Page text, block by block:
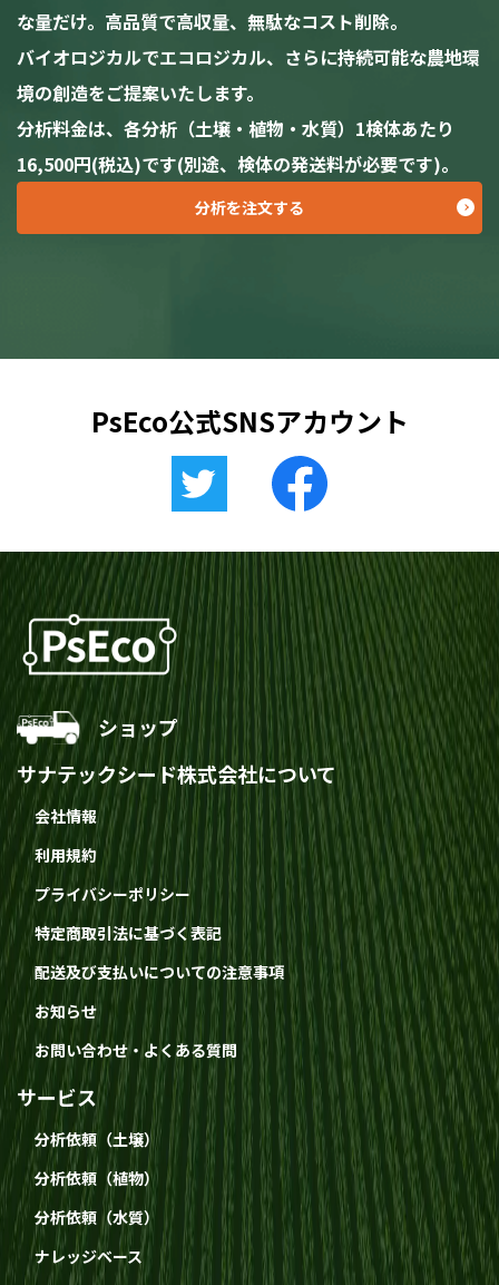
な量だけ。高品質で高収量、無駄なコスト削除。
バイオロジカルでエコロジカル、さらに持続可能な農地環
境の創造をご提案いたします。
分析料金は、各分析（土壌・植物・水質）1検体あたり
16,500円(税込)です(別途、検体の発送料が必要です)。
分析を注文する
PsEco公式SNSアカウント
ショップ
サナテックシード株式会社について
会社情報
利用規約
プライバシーポリシー
特定商取引法に基づく表記
配送及び支払いについての注意事項
お知らせ
お問い合わせ・よくある質問
サービス
分析依頼（土壌）
分析依頼（植物）
分析依頼（水質）
ナレッジベース